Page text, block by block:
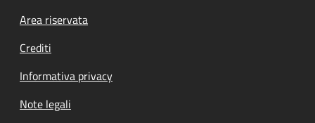
Footer menu
Area riservata
Crediti
Informativa privacy
Note legali